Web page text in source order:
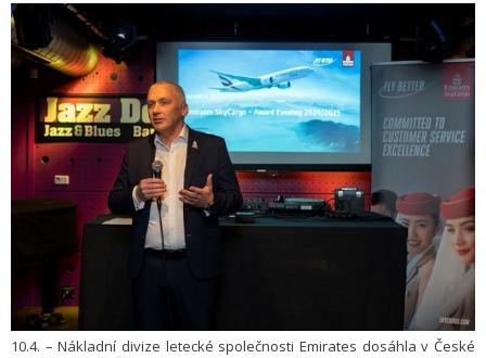
10.4. – Nákladní divize letecké společnosti Emirates dosáhla v České